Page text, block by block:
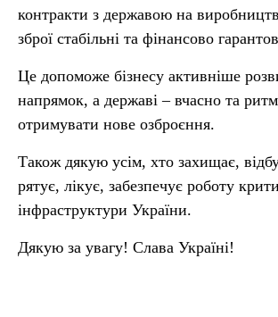
контракти з державою на
зброї стабільні та фінансово
Це допоможе бізнесу активніше
напрямок, а державі – вчасно та
отримувати нове озброєння.
Також дякую усім, хто захищає,
рятує, лікує, забезпечує роботу
інфраструктури України.
Дякую за увагу! Слава Україні!